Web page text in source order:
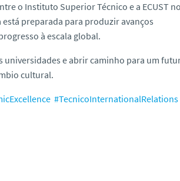
o Instituto Superior Técnico e a ECUST
preparada para produzir avanços
à escala global.
universidades e abrir caminho para um
cultural.
#TecnicoInternationalRelations